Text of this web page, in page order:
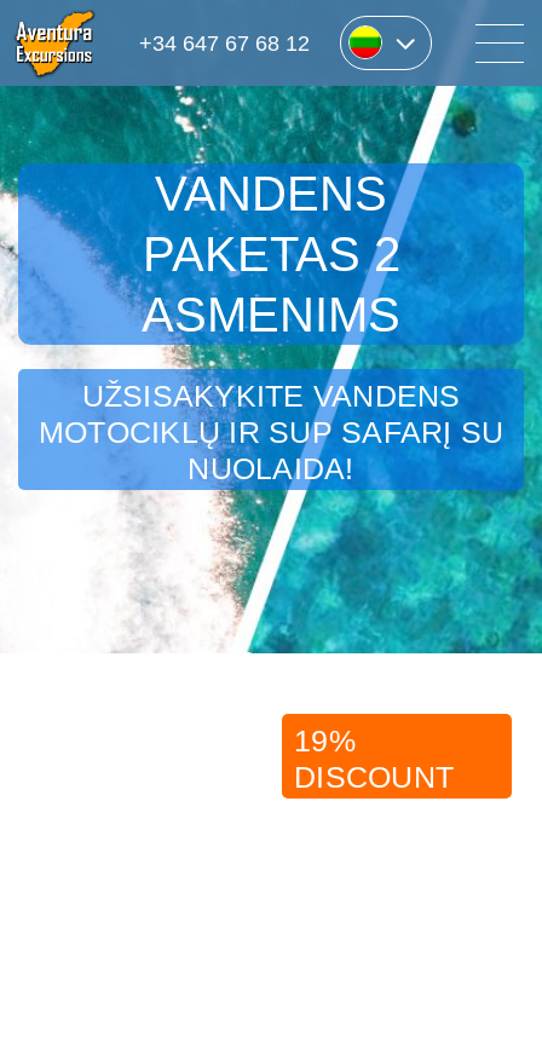
+34 647 67 68 12
VANDENS
PAKETAS 2
ASMENIMS
UŽSISAKYKITE VANDENS
MOTOCIKLŲ IR SUP SAFARĮ SU
NUOLAIDA!
19%
DISCOUNT